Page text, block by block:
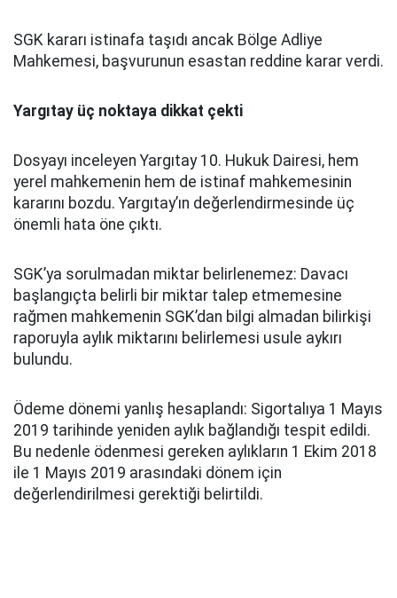
SGK kararı istinafa taşıdı ancak Bölge Adliye
Mahkemesi, başvurunun esastan reddine karar verdi.
Yargıtay üç noktaya dikkat çekti
Dosyayı inceleyen Yargıtay 10. Hukuk Dairesi, hem
yerel mahkemenin hem de istinaf mahkemesinin
kararını bozdu. Yargıtay’ın değerlendirmesinde üç
önemli hata öne çıktı.
SGK’ya sorulmadan miktar belirlenemez: Davacı
başlangıçta belirli bir miktar talep etmemesine
rağmen mahkemenin SGK’dan bilgi almadan bilirkişi
raporuyla aylık miktarını belirlemesi usule aykırı
bulundu.
Ödeme dönemi yanlış hesaplandı: Sigortalıya 1 Mayıs
2019 tarihinde yeniden aylık bağlandığı tespit edildi.
Bu nedenle ödenmesi gereken aylıkların 1 Ekim 2018
ile 1 Mayıs 2019 arasındaki dönem için
değerlendirilmesi gerektiği belirtildi.